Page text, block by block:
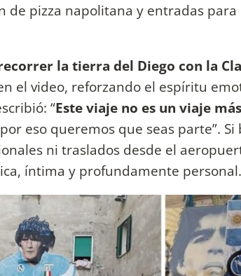
de pizza napolitana y entradas
la tierra del Diego con la
el video, reforzando el espíritu
“Este viaje no es un viaje
eso queremos que seas parte”.
ni traslados desde el
íntima y profundamente personal.